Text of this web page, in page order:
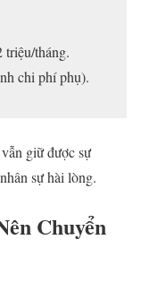
triệu/tháng.
chi phí phụ).
giữ được sự
sự hài lòng.
Chuyển